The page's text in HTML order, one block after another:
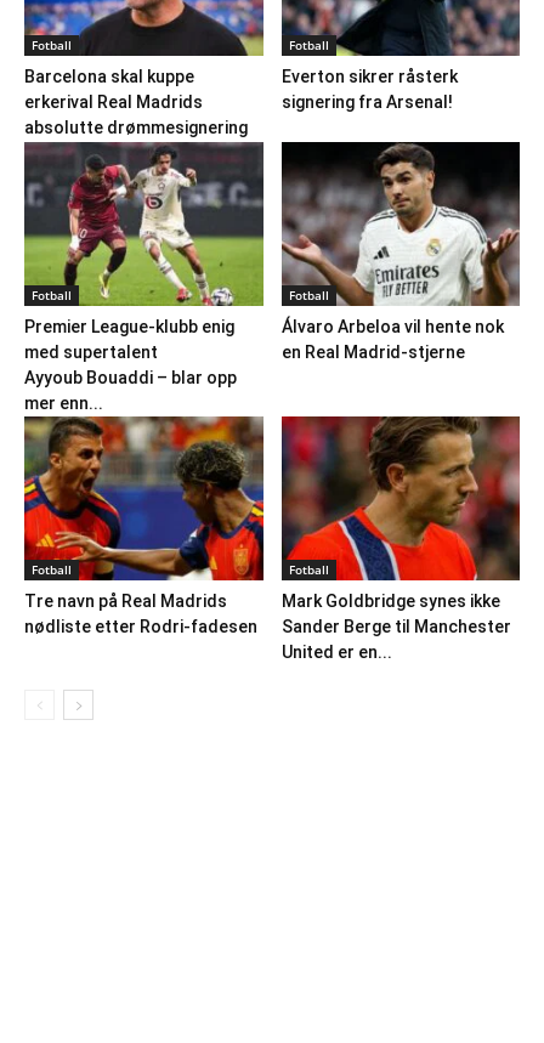
Fotball
Barcelona skal kuppe
erkerival Real Madrids
absolutte drømmesignering
Fotball
Everton sikrer råsterk
signering fra Arsenal!
Fotball
Premier League-klubb enig
med supertalent
Ayyoub Bouaddi – blar opp
mer enn...
Fotball
Álvaro Arbeloa vil hente nok
en Real Madrid-stjerne
Fotball
Tre navn på Real Madrids
nødliste etter Rodri-fadesen
Fotball
Mark Goldbridge synes ikke
Sander Berge til Manchester
United er en...